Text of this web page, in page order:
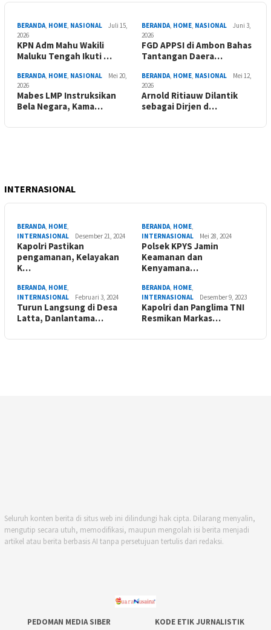
BERANDA, HOME, NASIONAL
Juli 15,
2026
KPN Adm Mahu Wakili
Maluku Tengah Ikuti …
BERANDA, HOME, NASIONAL
Juni 3,
2026
FGD APPSI di Ambon Bahas
Tantangan Daera…
BERANDA, HOME, NASIONAL
Mei 20,
2026
Mabes LMP Instruksikan
Bela Negara, Kama…
BERANDA, HOME, NASIONAL
Mei 12,
2026
Arnold Ritiauw Dilantik
sebagai Dirjen d…
INTERNASIONAL
BERANDA, HOME,
INTERNASIONAL
Desember 21, 2024
Kapolri Pastikan
pengamanan, Kelayakan
K…
BERANDA, HOME,
INTERNASIONAL
Mei 28, 2024
Polsek KPYS Jamin
Keamanan dan
Kenyamana…
BERANDA, HOME,
INTERNASIONAL
Februari 3, 2024
Turun Langsung di Desa
Latta, Danlantama…
BERANDA, HOME,
INTERNASIONAL
Desember 9, 2023
Kapolri dan Panglima TNI
Resmikan Markas…
Seluruh konten berita di situs web ini dilindungi hak cipta. Dilarang menyalin,
mengutip secara utuh, memodifikasi, maupun mengolah isi berita menjadi
artikel atau berita berbasis AI tanpa persetujuan tertulis dari redaksi.
PEDOMAN MEDIA SIBER KODE ETIK JURNALISTIK